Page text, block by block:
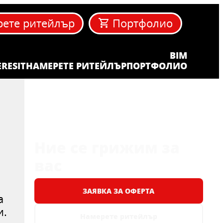
НАМЕРЕТЕ РИТЕЙЛЪРПОРТФОЛИО
BIM
ритейлър Портфолио
ЗАЯВКА ЗА ОФЕРТА